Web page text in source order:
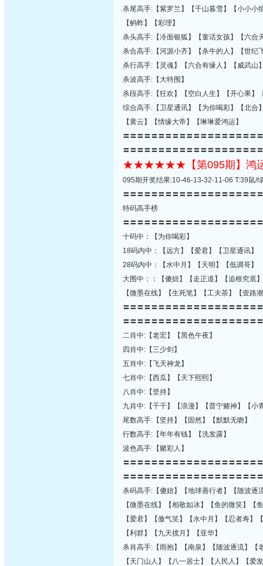
杀尾高手:【紫罗兰】【千山暮雪】【小小小
【蚂蚱】【彩理】
杀头高手:【冷面银狐】【童话女孩】【六合
杀合高手:【河源小齐】【杀牛的人】【世纪
杀行高手:【灵魂】【六合有缘人】【威武山
杀波高手:【大特围】
杀段高手:【狂欢】【空白人生】【开心果】
综合高手:【卫星通讯】【为你喝彩】【北合
【黄云】【情缘大帝】【琳琳爱鸿运】
〓〓〓〓〓〓〓〓〓〓〓〓〓〓〓〓〓〓〓
〓〓〓〓〓〓〓〓〓〓〓〓〓〓〓〓〓〓〓
★★★★★★【第095期】鸿
095期开奖结果:10-46-13-32-11-06 T:39鼠/
〓〓〓〓〓〓〓〓〓〓〓〓〓〓〓〓〓〓〓
特码高手榜
〓〓〓〓〓〓〓〓〓〓〓〓〓〓〓〓〓〓〓
十码中：【为你喝彩】
18码内中：【远方】【爱君】【卫星通讯】
28码内中：【水中月】【天明】【低调哥】
大围中：：【傻妞】【走正道】【追根究底
【微墨在线】【生死笔】【工夫茶】【壹
〓〓〓〓〓〓〓〓〓〓〓〓〓〓〓〓〓〓〓
〓〓〓〓〓〓〓〓〓〓〓〓〓〓〓〓〓〓〓
二肖中:【老宏】【黑色午夜】
四肖中:【三少剑】
五肖中:【飞天神龙】
七肖中:【西瓜】【天下熙熙】
八肖中:【坚持】
九肖中:【千千】【浪漫】【普宁赌神】【小
尾数高手:【坚持】【固然】【默默无吻】
行数高手:【年年有钱】【洗发露】
波色高手:【赌彩人】
〓〓〓〓〓〓〓〓〓〓〓〓〓〓〓〓〓〓〓
〓〓〓〓〓〓〓〓〓〓〓〓〓〓〓〓〓〓〓
杀码高手:【傻妞】【地球善行者】【随波逐
【微墨在线】【相敬如冰】【鱼的微笑】
【爱君】【傲气笑】【水中月】【忍者寿
【利群】【九天揽月】【亚华】
杀肖高手:【雨抱】【南泉】【随波逐流】【
【天门山人】【八一居士】【人民人】【